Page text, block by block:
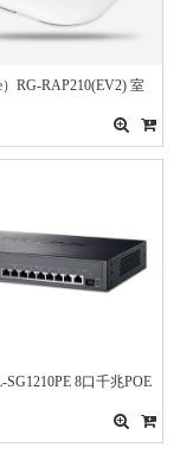
RG-RAP210(EV2) 室
线接入点
8口千兆POE
口+1千兆光纤口)